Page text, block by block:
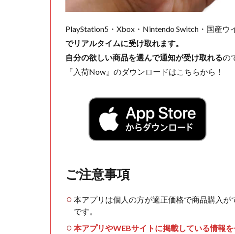
PlayStation5・Xbox・Nintendo Switch・国産ウ
でリアルタイムに受け取れます。
自分の欲しい商品を選んで通知が受け取れるの
『入荷Now』のダウンロードはこちらから！
ご注意事項
本アプリは個人の方が適正価格で商品購入
です。
本アプリやWEBサイトに掲載している情報